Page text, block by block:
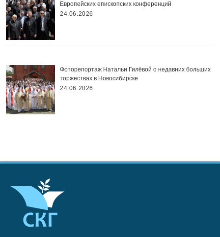
Европейских епископских конференций
24.06.2026
Фоторепортаж Натальи Гилёвой о недавних больших
торжествах в Новосибирске
24.06.2026